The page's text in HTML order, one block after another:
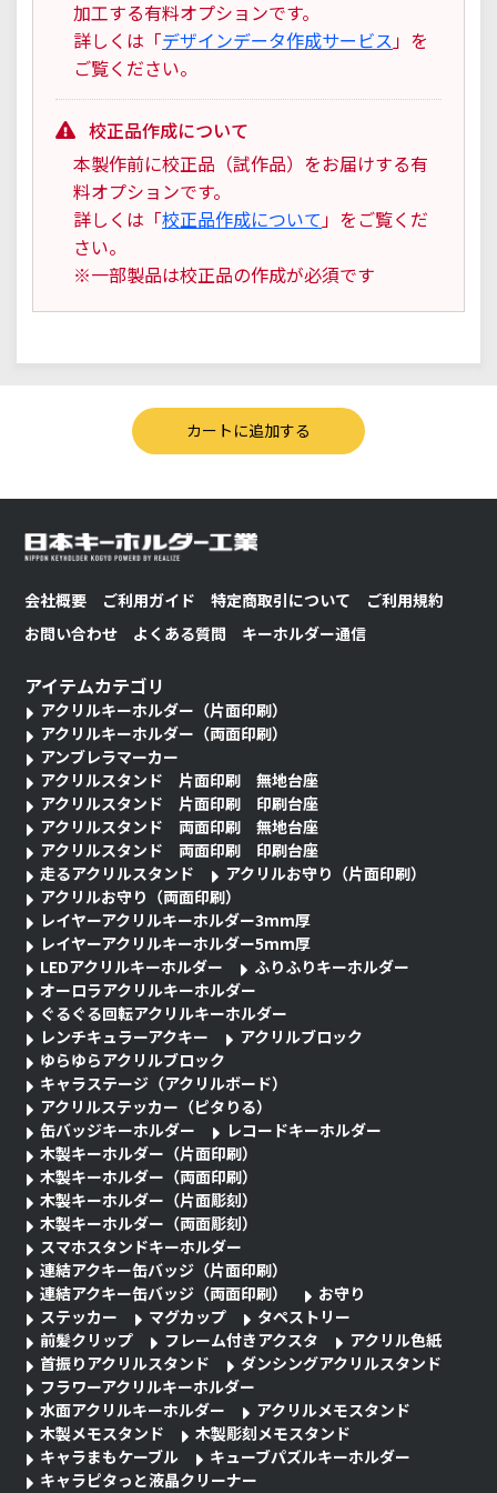
加工する有料オプションです。
詳しくは「デザインデータ作成サービス 」を
ご覧ください。
校正品作成について
本製作前に校正品（試作品）をお届けする有
料オプションです。
詳しくは「校正品作成について 」をご覧くだ
さい。
※一部製品は校正品の作成が必須です
会社概要 ご利用ガイド 特定商取引について
ご利用規約
お問い合わせ
よくある質問 キーホルダー通信
アイテムカテゴリ
アクリルキーホルダー（片面印刷）
アクリルキーホルダー（両面印刷）
アンブレラマーカー
アクリルスタンド 片面印刷 無地台座
アクリルスタンド 片面印刷 印刷台座
アクリルスタンド 両面印刷 無地台座
アクリルスタンド 両面印刷 印刷台座
走るアクリルスタンド
アクリルお守り（片面印刷）
アクリルお守り（両面印刷）
レイヤーアクリルキーホルダー3mm厚
レイヤーアクリルキーホルダー5mm厚
LEDアクリルキーホルダー
ふりふりキーホルダー
オーロラアクリルキーホルダー
ぐるぐる回転アクリルキーホルダー
レンチキュラーアクキー
アクリルブロック
ゆらゆらアクリルブロック
キャラステージ（アクリルボード）
アクリルステッカー（ピタりる）
缶バッジキーホルダー
レコードキーホルダー
木製キーホルダー（片面印刷）
木製キーホルダー（両面印刷）
木製キーホルダー（片面彫刻）
木製キーホルダー（両面彫刻）
スマホスタンドキーホルダー
連結アクキー缶バッジ（片面印刷）
連結アクキー缶バッジ（両面印刷）
お守り
ステッカー
マグカップ
タペストリー
前髪クリップ
フレーム付きアクスタ
アクリル色紙
首振りアクリルスタンド
ダンシングアクリルスタンド
フラワーアクリルキーホルダー
水面アクリルキーホルダー
アクリルメモスタンド
木製メモスタンド
木製彫刻メモスタンド
キャラまもケーブル
キューブパズルキーホルダー
キャラピタっと液晶クリーナー